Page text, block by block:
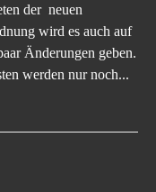
der neuen
wird es auch auf
Änderungen geben.
werden nur noch...